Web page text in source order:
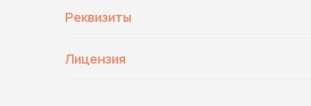
Реквизиты
Лицензия